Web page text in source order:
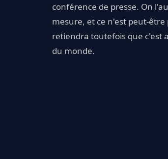
conférence de presse. On
mesure, et ce n'est peut-
retiendra toutefois que c'est
du monde.